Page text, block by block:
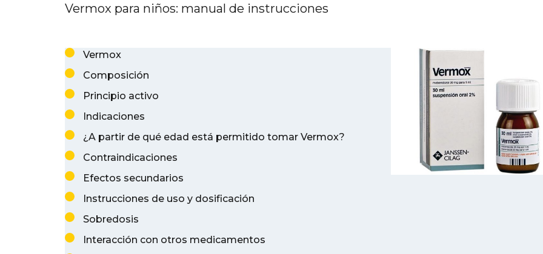
Vermox para niños: manual de instrucciones
Vermox
Composición
Principio activo
Indicaciones
¿A partir de qué edad está permitido tomar Vermox?
Contraindicaciones
Efectos secundarios
Instrucciones de uso y dosificación
Sobredosis
Interacción con otros medicamentos